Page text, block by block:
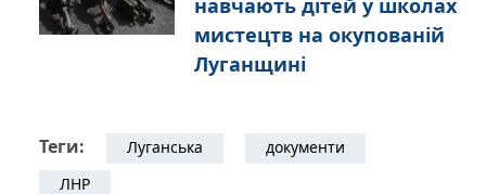
навчають дітей у школах
мистецтв на окупованій
Луганщині
Теги: Луганська
документи
ЛНР